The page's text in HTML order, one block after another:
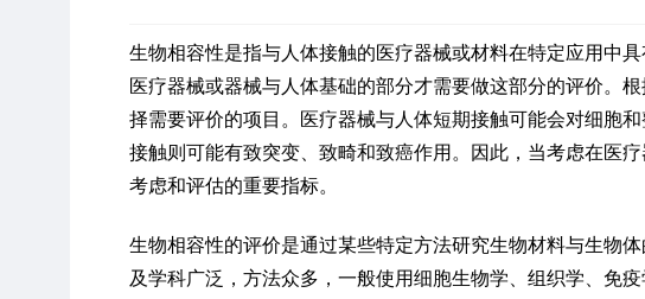
生物相容性是指与人体接触的医疗器械或材料在特定应用中
医疗器械或器械与人体基础的部分才需要做这部分的评价。
择需要评价的项目。医疗器械与人体短期接触可能会对细胞
接触则可能有致突变、致畸和致癌作用。因此，当考虑在医
考虑和评估的重要指标。
生物相容性的评价是通过某些特定方法研究生物材料与生物
及学科广泛，方法众多，一般使用细胞生物学、组织学、免